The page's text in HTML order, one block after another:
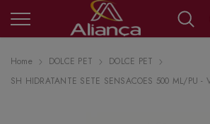
Home DOLCE PET
DOLCE PET
SH HIDRATANTE SETE SENSACOES 500 ML/PU -